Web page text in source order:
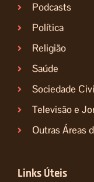
Podcasts
Política
Religião
Saúde
Sociedade
Televisão e
Outras Áreas
Links Úteis